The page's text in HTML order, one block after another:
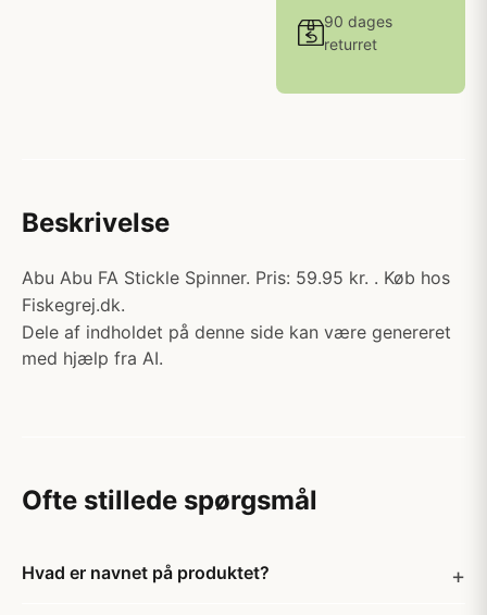
90 dages
returret
Beskrivelse
Abu Abu FA Stickle Spinner. Pris: 59.95 kr. . Køb hos
Fiskegrej.dk.
Dele af indholdet på denne side kan være genereret
med hjælp fra AI.
Ofte stillede spørgsmål
Hvad er navnet på produktet?